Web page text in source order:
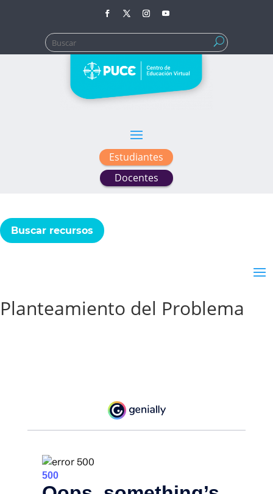
Buscar:
Estudiantes
Docentes
Buscar recursos
Planteamiento del Problema